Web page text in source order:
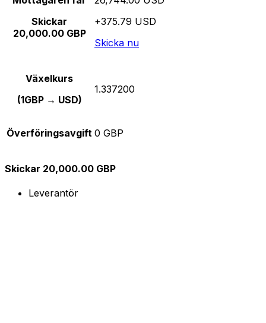
Skickar
20,000.00 GBP
+375.79 USD
Skicka nu
Växelkurs
(1GBP → USD)
1.337200
Överföringsavgift 0 GBP
Skickar 20,000.00 GBP
Leverantör